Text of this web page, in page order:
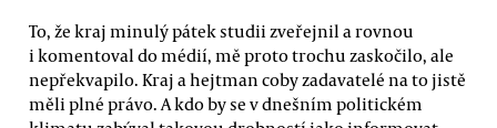
To, že kraj minulý pátek studii zveřejnil a rovnou
i komentoval do médií, mě proto trochu zaskočilo, ale
nepřekvapilo. Kraj a hejtman coby zadavatelé na to jistě
měli plné právo. A kdo by se v dnešním politickém